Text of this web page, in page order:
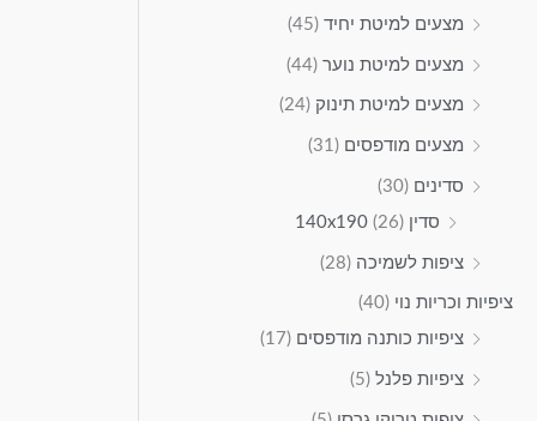
מצעים למיטת יחיד (45)
מצעים למיטת נוער (44)
מצעים למיטת תינוק (24)
מצעים מודפסים (31)
סדינים (30)
סדין 140x190 (26)
ציפות לשמיכה (28)
ציפיות וכריות נוי (40)
ציפיות כותנה מודפסים (17)
ציפיות פלנל (5)